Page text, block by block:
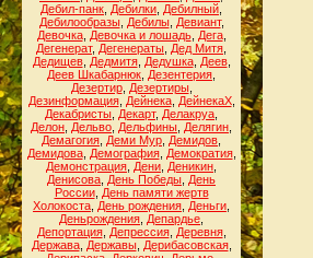
Дебил-панк Дебилки Дебилный
Дебилообразы, Дебилы, Девиант,
Девочка, Девочка и лошадь, Дега,
Дегенерат, Дегенераты Дед Митя
Дедищев, Дедмитя, Дедушка, Деев,
Деев Шкабарнюк Дезентерия
Дезертир, Дезертиры,
Дезинформация, Дейнека, ДейнекаХ,
Декабристы Декарт, Делакруа
Делон Дельво Дельфины Делягин
Демагогия Деми Мур Демидов
Демидова, Демография, Демократия,
Демонстрация Дени Деникин
Денисова День Победы День
России, День памяти жертв
Холокоста День рождения Деньги
Деньрождения Депардье
Депортация, Депрессия, Деревня,
Держава, Державы, Дерибасовская,